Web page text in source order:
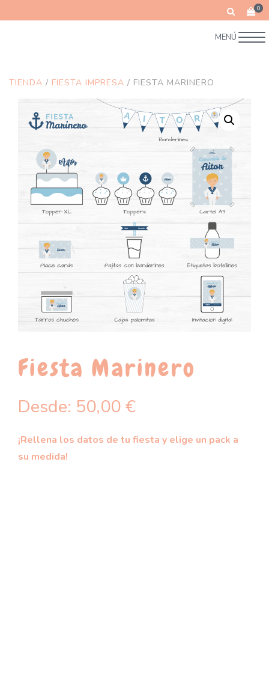
0
MENÚ
TIENDA / FIESTA IMPRESA / FIESTA MARINERO
Fiesta Marinero
Desde: 50,00 €
¡Rellena los datos de tu fiesta y elige un pack a
su medida!